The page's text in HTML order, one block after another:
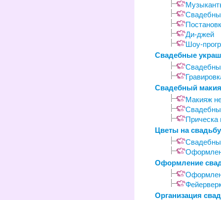
Ди-джей
Шоу-
Свадебные
Свадебный
Макияж
Прическа
Цветы на свадьбу
Оформление
Организация